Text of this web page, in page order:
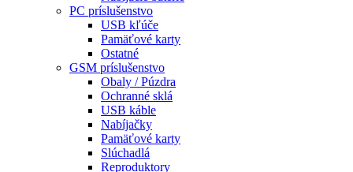
PC príslušenstvo
USB kľúče
Pamäťové karty
Ostatné
GSM príslušenstvo
Obaly / Púzdra
Ochranné sklá
USB káble
Nabíjačky
Pamäťové karty
Slúchadlá
Reproduktory